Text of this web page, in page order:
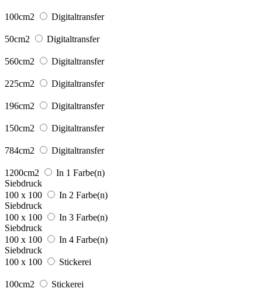
100cm2 Digitaltransfer
50cm2 Digitaltransfer
560cm2 Digitaltransfer
225cm2 Digitaltransfer
196cm2 Digitaltransfer
150cm2 Digitaltransfer
784cm2 Digitaltransfer
1200cm2
In 1 Farbe(n)
Siebdruck
100 x 100
In 2 Farbe(n)
Siebdruck
100 x 100
In 3 Farbe(n)
Siebdruck
100 x 100
In 4 Farbe(n)
Siebdruck
100 x 100
Stickerei
100cm2 Stickerei